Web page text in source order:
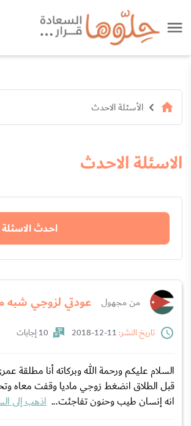
الأسئلة الاحدث
الاسئلة الاحدث
احدث الاسئلة
من مجهول عودتي لزوجي شبه
تاريخ النشر:
10 إجابات
قبل الطلاق انضغط زوجي ماديا وقفت معاه
انه إنسان طيب وحنون تفاجئت... اذهب إلى